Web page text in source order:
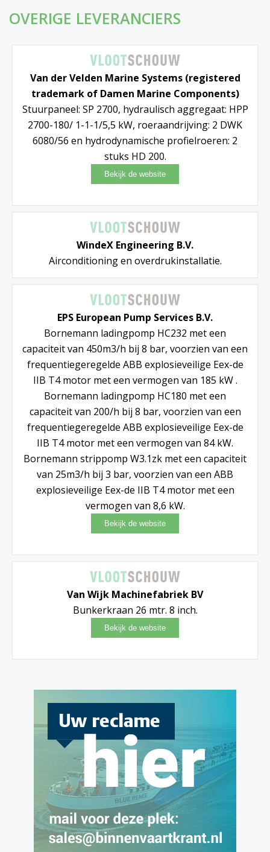
OVERIGE LEVERANCIERS
Van der Velden Marine Systems (registered
trademark of Damen Marine Components)
Stuurpaneel: SP 2700, hydraulisch aggregaat: HPP
2700-180/ 1-1-1/5,5 kW, roeraandrijving: 2 DWK
6080/56 en hydrodynamische profielroeren: 2
stuks HD 200.
WindeX Engineering B.V.
Airconditioning en overdrukinstallatie.
EPS European Pump Services B.V.
Bornemann ladingpomp HC232 met een
capaciteit van 450m3/h bij 8 bar, voorzien van een
frequentiegeregelde ABB explosieveilige Eex-de
IIB T4 motor met een vermogen van 185 kW .
Bornemann ladingpomp HC180 met een
capaciteit van 200/h bij 8 bar, voorzien van een
frequentiegeregelde ABB explosieveilige Eex-de
IIB T4 motor met een vermogen van 84 kW.
Bornemann strippomp W3.1zk met een capaciteit
van 25m3/h bij 3 bar, voorzien van een ABB
explosieveilige Eex-de IIB T4 motor met een
vermogen van 8,6 kW.
Van Wijk Machinefabriek BV
Bunkerkraan 26 mtr. 8 inch.